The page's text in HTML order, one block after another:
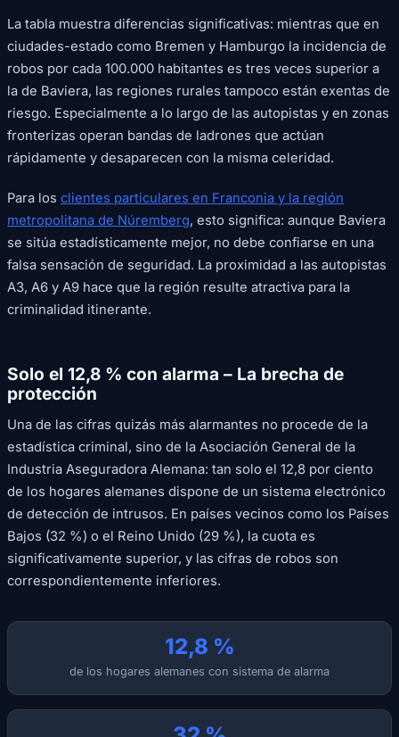
La tabla muestra diferencias significativas: mientras que en
ciudades-estado como Bremen y Hamburgo la incidencia de
robos por cada 100.000 habitantes es tres veces superior a
la de Baviera, las regiones rurales tampoco están exentas de
riesgo. Especialmente a lo largo de las autopistas y en zonas
fronterizas operan bandas de ladrones que actúan
rápidamente y desaparecen con la misma celeridad.
Para los clientes particulares en Franconia y la región
metropolitana de Núremberg, esto significa: aunque Baviera
se sitúa estadísticamente mejor, no debe confiarse en una
falsa sensación de seguridad. La proximidad a las autopistas
A3, A6 y A9 hace que la región resulte atractiva para la
criminalidad itinerante.
Solo el 12,8 % con alarma – La brecha de
protección
Una de las cifras quizás más alarmantes no procede de la
estadística criminal, sino de la Asociación General de la
Industria Aseguradora Alemana: tan solo el 12,8 por ciento
de los hogares alemanes dispone de un sistema electrónico
de detección de intrusos. En países vecinos como los Países
Bajos (32 %) o el Reino Unido (29 %), la cuota es
significativamente superior, y las cifras de robos son
correspondientemente inferiores.
12,8 %
de los hogares alemanes con sistema de alarma